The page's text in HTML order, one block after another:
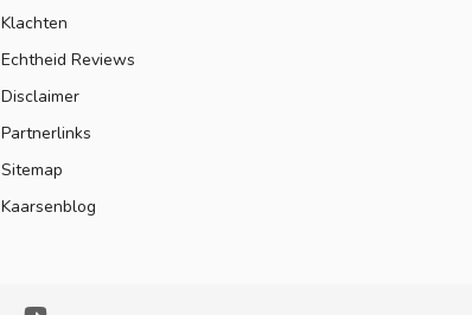
Klachten
Echtheid Reviews
Disclaimer
Partnerlinks
Sitemap
Kaarsenblog